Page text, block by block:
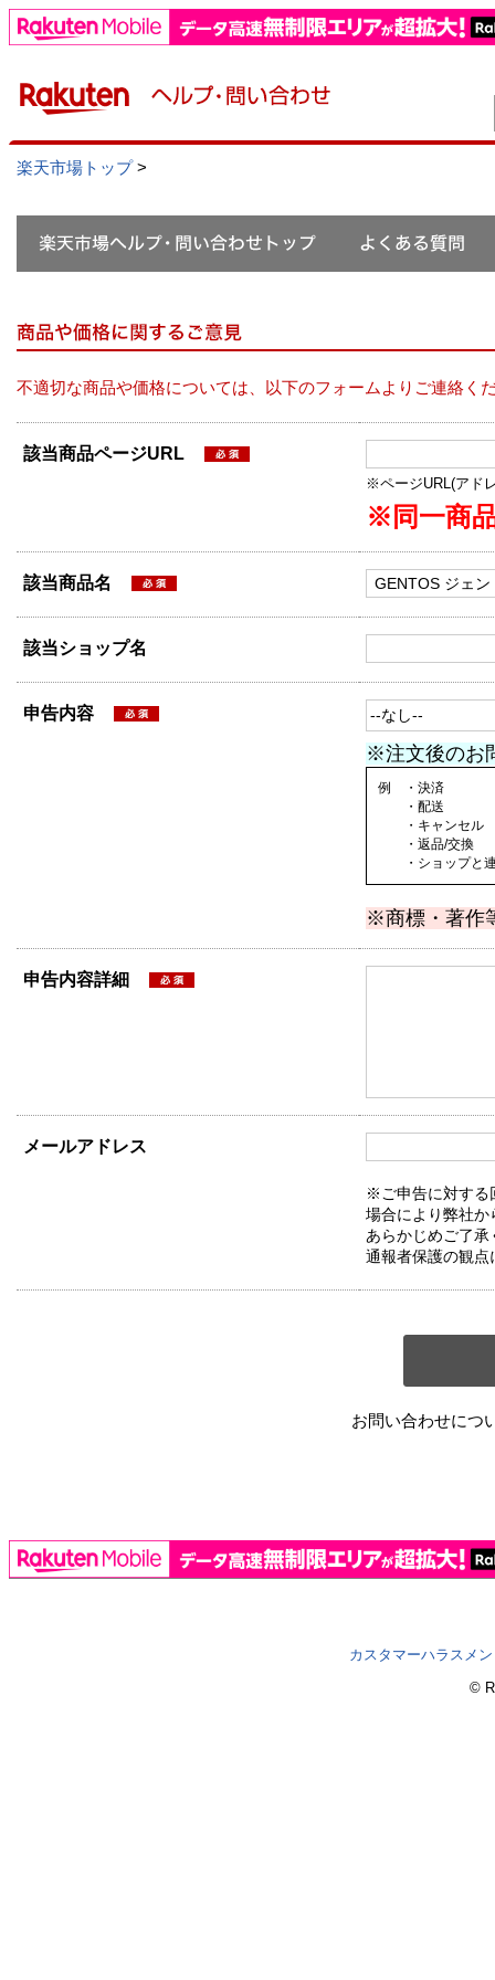
楽天市場トップ>
不適切な商品や価格については、以下のフォームよりご連絡く
該当商品ページURL
※ページURL(アド
※同一商
該当商品名
該当ショップ名
申告内容
※注文後のお
例 ・決済
・配送
・キャンセル
・返品/交換
・ショップと連
※商標・著作
申告内容詳細
メールアドレス
※ご申告に対する
場合により弊社か
あらかじめご了承
通報者保護の観点
お問い合わせにつ
カスタマーハラスメ
©